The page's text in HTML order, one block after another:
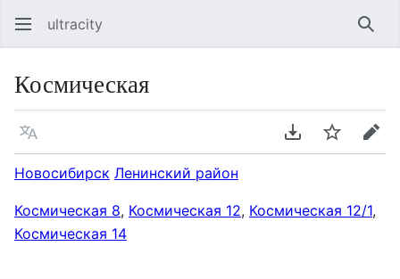
ultracity
Космическая
Язык Скачать PDF
Следить
Новосибирск Ленинский район
Космическая 8, Космическая 12, Космическая 12/1,
Космическая 14